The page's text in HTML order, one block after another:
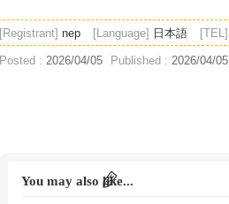
[Registrant] nep [Language] 日本語 [TEL]
Posted : 2026/04/05 Published : 2026/04/05
You may also like...